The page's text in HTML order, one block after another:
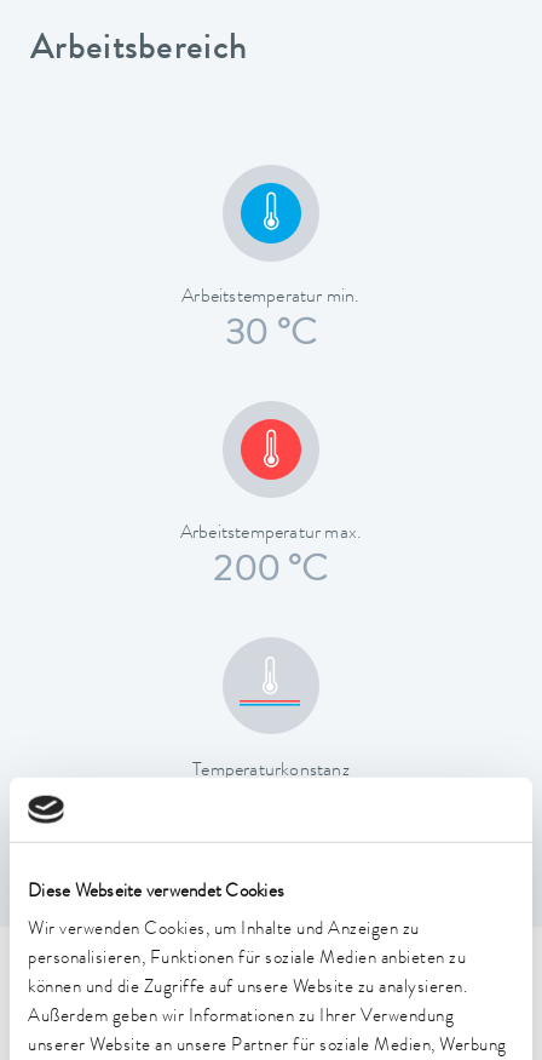
Diese Webseite verwendet Cookies
Wir verwenden Cookies, um Inhalte und Anzeigen zu
personalisieren, Funktionen für soziale Medien anbieten zu
können und die Zugriffe auf unsere Website zu analysieren.
Außerdem geben wir Informationen zu Ihrer Verwendung
unserer Website an unsere Partner für soziale Medien, Werbung
Arbeitsbereich
Arbeitstemperatur min.
30 °C
Arbeitstemperatur max.
200 °C
Temperaturkonstanz
Technische Merkmale (nach
DIN 12876)